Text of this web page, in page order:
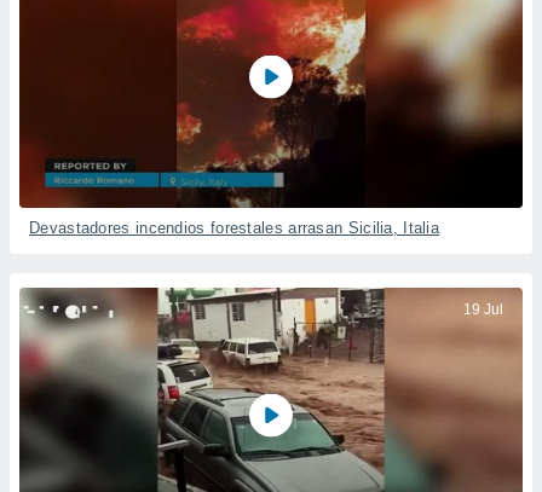
Devastadores incendios forestales arrasan Sicilia, Italia
19 Jul